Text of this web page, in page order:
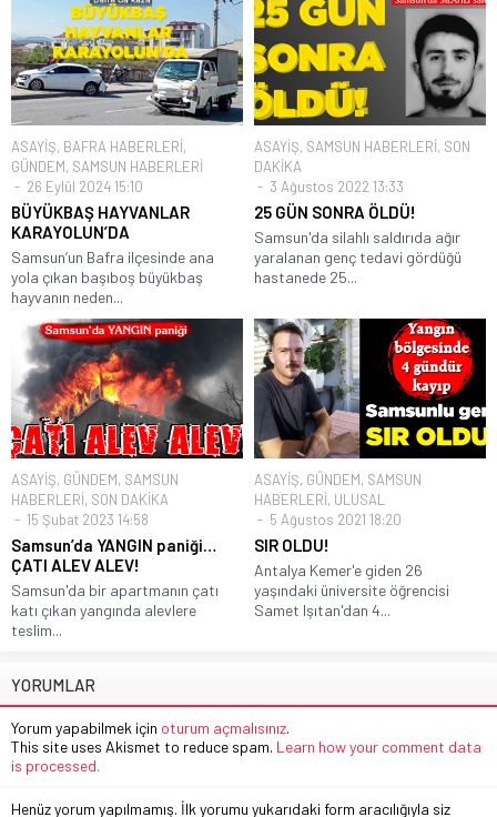
ASAYİŞ, BAFRA HABERLERİ,
GÜNDEM, SAMSUN HABERLERİ
26 Eylül 2024 15:10
BÜYÜKBAŞ HAYVANLAR
KARAYOLUN’DA
Samsun’un Bafra ilçesinde ana
yola çıkan başıboş büyükbaş
hayvanın neden...
ASAYİŞ, SAMSUN HABERLERİ, SON
DAKİKA
3 Ağustos 2022 13:33
25 GÜN SONRA ÖLDÜ!
Samsun'da silahlı saldırıda ağır
yaralanan genç tedavi gördüğü
hastanede 25...
ASAYİŞ, GÜNDEM, SAMSUN
HABERLERİ, SON DAKİKA
15 Şubat 2023 14:58
Samsun’da YANGIN paniği…
ÇATI ALEV ALEV!
Samsun'da bir apartmanın çatı
katı çıkan yangında alevlere
teslim...
ASAYİŞ, GÜNDEM, SAMSUN
HABERLERİ, ULUSAL
5 Ağustos 2021 18:20
SIR OLDU!
Antalya Kemer'e giden 26
yaşındaki üniversite öğrencisi
Samet Işıtan'dan 4...
YORUMLAR
Yorum yapabilmek için oturum açmalısınız.
This site uses Akismet to reduce spam. Learn how your comment data
is processed.
Henüz yorum yapılmamış. İlk yorumu yukarıdaki form aracılığıyla siz